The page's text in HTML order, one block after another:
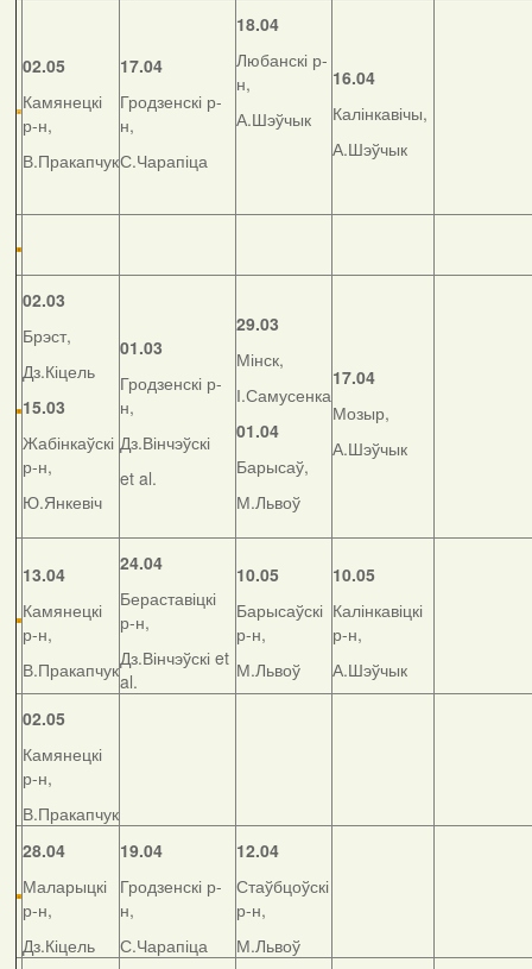
02.05
Камянецкі
р-н,
В.Пракапчук
17.04
Гродзенскі р-
н,
С.Чарапіца
18.04
Любанскі р-
н,
А.Шэўчык
16.04
Калінкавічы,
А.Шэўчык
02.03
Брэст,
Дз.Кіцель
15.03
Жабінкаўскі
р-н,
Ю.Янкевіч
01.03
Гродзенскі р-
н,
Дз.Вінчэўскі
et al.
29.03
Мінск,
І.Самусенка
01.04
Барысаў,
М.Львоў
17.04
Мозыр,
А.Шэўчык
13.04
Камянецкі
р-н,
В.Пракапчук
24.04
Бераставіцкі
р-н,
Дз.Вінчэўскі et
al.
10.05
Барысаўскі
р-н,
М.Львоў
10.05
Калінкавіцкі
р-н,
А.Шэўчык
02.05
Камянецкі
р-н,
В.Пракапчук
28.04
Маларыцкі
р-н,
Дз.Кіцель
19.04
Гродзенскі р-
н,
С.Чарапіца
12.04
Стаўбцоўскі
р-н,
М.Львоў